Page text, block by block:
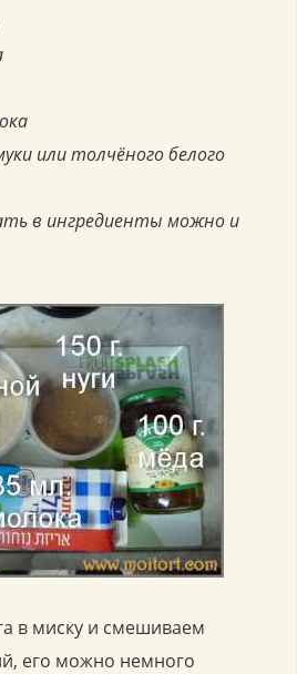
или толчёного белого
в ингредиенты можно и
в миску и смешиваем
его можно немного